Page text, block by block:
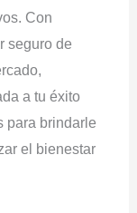
Con
seguro de
a tu éxito
para brindarle
el bienestar